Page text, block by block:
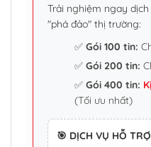
Trải nghiệm ngay
"phá đảo" thị trường:
✅Gói 100 tin:
✅Gói 200 tin:
✅Gói 400 tin:
(Tối ưu nhất)
🎯 DỊCH VỤ HỖ